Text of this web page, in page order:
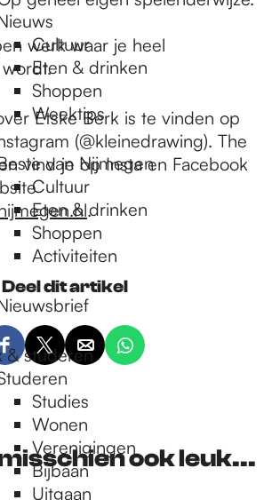
Cultuur
Eten & drinken
Shoppen
Weektips
van Nijmegen
Cultuur
Eten & drinken
Shoppen
Activiteiten
& studeren
Studies
Wonen
Verenigingen
Bijbaan
Uitgaan
werk waar je heel
Etske Berk is te vinden op
(@kleinedrawing). The
vind je op Insta en Facebook
.
ook leuk...
Deel dit artikel
D
e
d
e
D
e
e
l
d
e
z
D
e
l
d
e
z
D
d
e